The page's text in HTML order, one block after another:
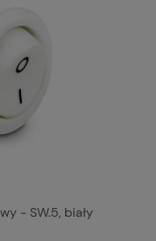
- SW.5, biały